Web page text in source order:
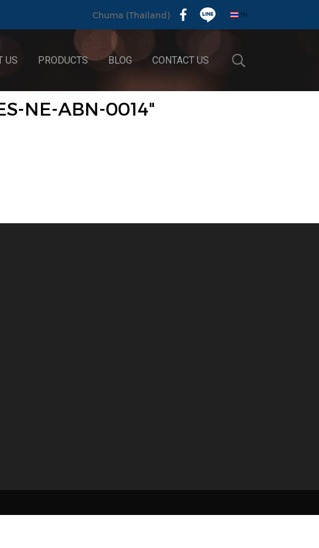
Chuma (Thailand) TH
US PRODUCTS BLOG CONTACT US
NE-ABN-0014"